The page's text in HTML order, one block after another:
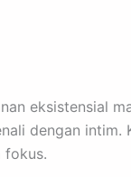
eksistensial
dengan
fokus.